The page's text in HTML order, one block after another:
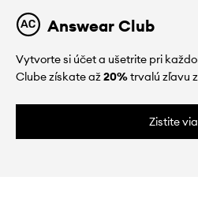
Answear Club
Vytvorte si účet a ušetrite pri
Clube získate až20%trvalú zľavu
Zistite